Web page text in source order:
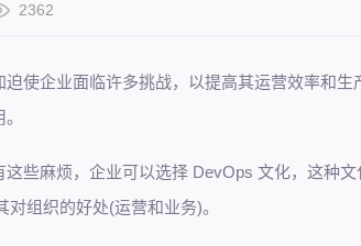
2362
迫使企业面临许多挑战，以提高其运营效率和
这些麻烦，企业可以选择 DevOps 文化，这种
组织的好处(运营和业务)。